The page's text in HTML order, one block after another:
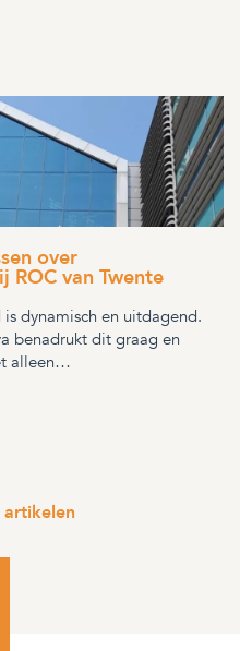
over
ROC van Twente
dynamisch en uitdagend.
benadrukt dit graag en
alleen…